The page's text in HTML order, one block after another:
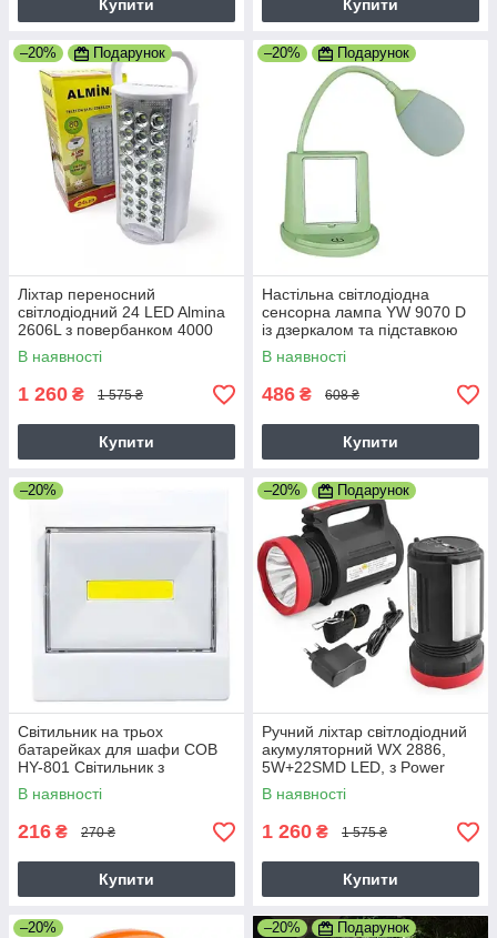
Купити Купити
–20% Подарунок
Ліхтар переносний
світлодіодний 24 LED Almina
2606L з повербанком 4000
mAh 6v
В наявності
1 260 ₴ 1 575 ₴
Купити
–20% Подарунок
Настільна світлодіодна
сенсорна лампа YW 9070 D
із дзеркалом та підставкою
для телефону акумуляторна
В наявності
486 ₴ 608 ₴
Купити
–20%
Світильник на трьох
батарейках для шафи COB
HY-801 Світильник з
магнітним кріпленням та
липучкою
В наявності
216 ₴ 270 ₴
Купити
–20% Подарунок
Ручний ліхтар світлодіодний
акумуляторний WX 2886,
5W+22SMD LED, з Power
Bank
В наявності
1 260 ₴ 1 575 ₴
Купити
–20% –20% Подарунок